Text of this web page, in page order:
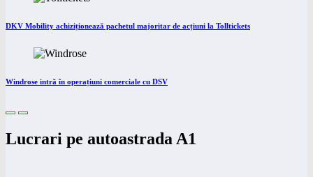
DKV Mobility achiziționează pachetul majoritar de acțiuni la Tolltickets
Windrose intră în operațiuni comerciale cu DSV
Lucrari pe autoastrada A1